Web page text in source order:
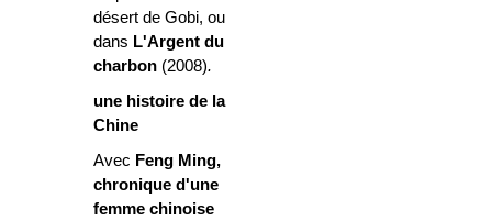
désert de Gobi, ou
dans L'Argent du
charbon (2008).
une histoire de la
Chine
Avec Feng Ming,
chronique d'une
femme chinoise